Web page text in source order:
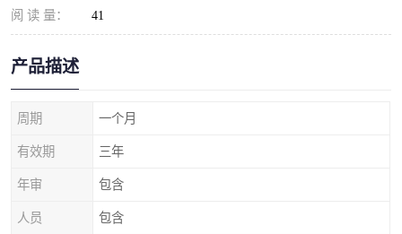
阅 读 量： 41
产品描述
周期 一个月
有效期 三年
年审 包含
人员 包含